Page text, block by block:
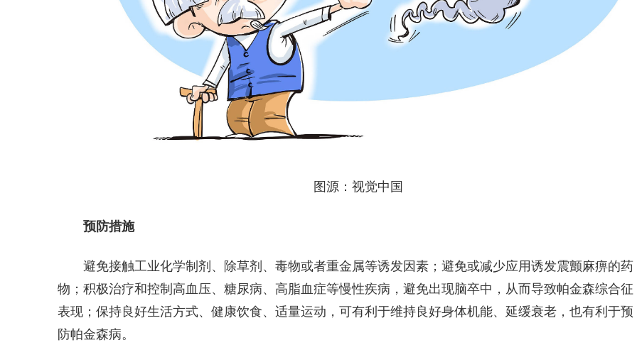
图源：视觉中国
预防措施
避免接触工业化学制剂、除草剂、毒物或者重金属等诱发因素；避免或减少应用诱发震颤麻痹的药
物；积极治疗和控制高血压、糖尿病、高脂血症等慢性疾病，避免出现脑卒中，从而导致帕金森综合征
表现；保持良好生活方式、健康饮食、适量运动，可有利于维持良好身体机能、延缓衰老，也有利于预
防帕金森病。